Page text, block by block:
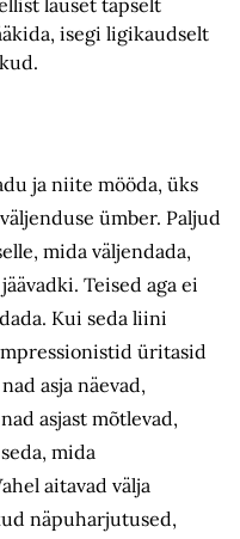
lauset täpselt
isegi ligikaudselt
ja niite mööda, üks
ümber. Paljud
mida väljendada,
Teised aga ei
Kui seda liini
üritasid
asja näevad,
asjast mõtlevad,
mida
aitavad välja
näpuharjutused,